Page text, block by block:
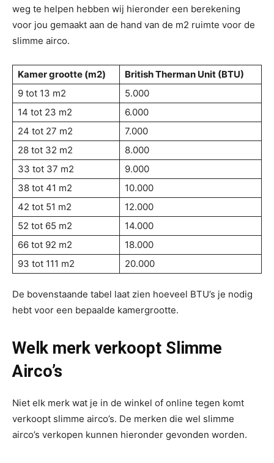
weg te helpen hebben wij hieronder een berekening
voor jou gemaakt aan de hand van de m2 ruimte voor de
slimme airco.
Kamer grootte (m2)
British Therman Unit (BTU)
9 tot 13 m2
5.000
14 tot 23 m2
6.000
24 tot 27 m2
7.000
28 tot 32 m2
8.000
33 tot 37 m2
9.000
38 tot 41 m2
10.000
42 tot 51 m2
12.000
52 tot 65 m2
14.000
66 tot 92 m2
18.000
93 tot 111 m2
20.000
De bovenstaande tabel laat zien hoeveel BTU’s je nodig
hebt voor een bepaalde kamergrootte.
Welk merk verkoopt Slimme
Airco’s
Niet elk merk wat je in de winkel of online tegen komt
verkoopt slimme airco’s. De merken die wel slimme
airco’s verkopen kunnen hieronder gevonden worden.